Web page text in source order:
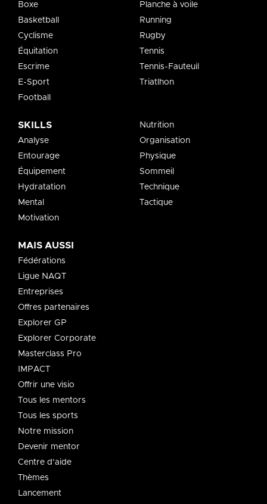
Boxe
Basketball
Cyclisme
Équitation
Escrime
E-Sport
Football
Planche à voile
Running
Rugby
Tennis
Tennis-Fauteuil
Triatlhon
SKILLS
Analyse
Entourage
Équipement
Hydratation
Mental
Motivation
Nutrition
Organisation
Physique
Sommeil
Technique
Tactique
MAIS AUSSI
Fédérations
Ligue NAQT
Entreprises
Offres partenaires
Explorer GP
Explorer Corporate
Masterclass Pro
IMPACT
Offrir une visio
Tous les mentors
Tous les sports
Notre mission
Devenir mentor
Centre d'aide
Thèmes
Lancement